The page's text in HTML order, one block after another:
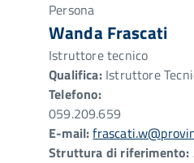
Persona
Wanda Frascati
Istruttore tecnico
Qualifica:Istruttore
Telefono:
059.209.659
E-mail:
Struttura di riferimento: